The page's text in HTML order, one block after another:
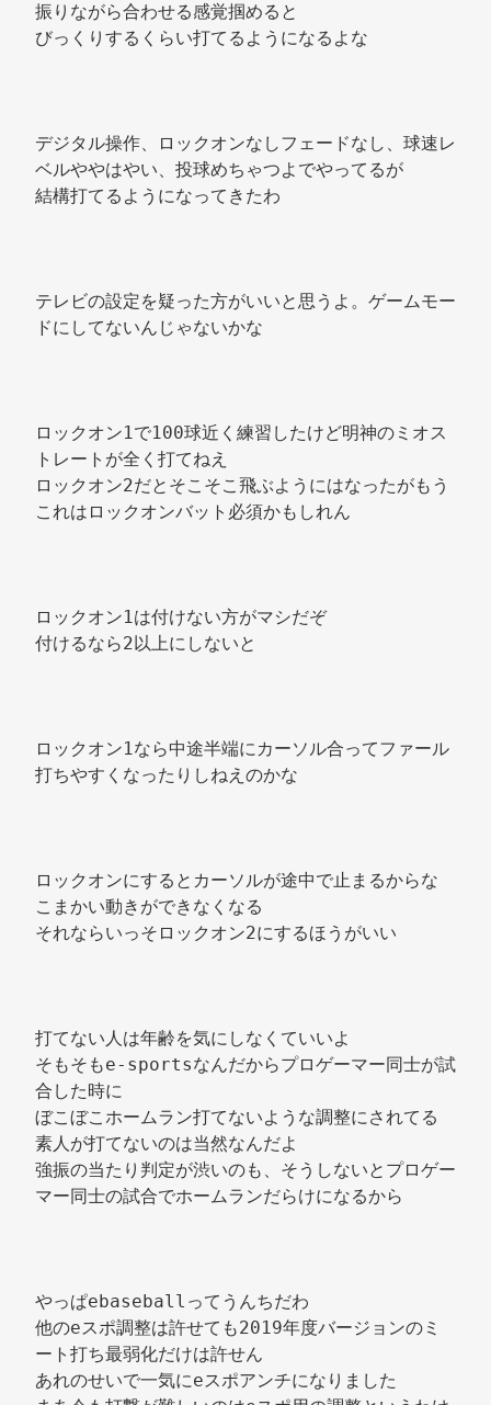
振りながら合わせる感覚掴めると
びっくりするくらい打てるようになるよな
デジタル操作、ロックオンなしフェードなし、球速レ
ベルややはやい、投球めちゃつよでやってるが
結構打てるようになってきたわ
テレビの設定を疑った方がいいと思うよ。ゲームモー
ドにしてないんじゃないかな
ロックオン1で100球近く練習したけど明神のミオス
トレートが全く打てねえ
ロックオン2だとそこそこ飛ぶようにはなったがもう
これはロックオンバット必須かもしれん
ロックオン1は付けない方がマシだぞ
付けるなら2以上にしないと
ロックオン1なら中途半端にカーソル合ってファール
打ちやすくなったりしねえのかな
ロックオンにするとカーソルが途中で止まるからな
こまかい動きができなくなる
それならいっそロックオン2にするほうがいい
打てない人は年齢を気にしなくていいよ
そもそもe-sportsなんだからプロゲーマー同士が試
合した時に
ぼこぼこホームラン打てないような調整にされてる
素人が打てないのは当然なんだよ
強振の当たり判定が渋いのも、そうしないとプロゲー
マー同士の試合でホームランだらけになるから
やっぱebaseballってうんちだわ
他のeスポ調整は許せても2019年度バージョンのミ
ート打ち最弱化だけは許せん
あれのせいで一気にeスポアンチになりました